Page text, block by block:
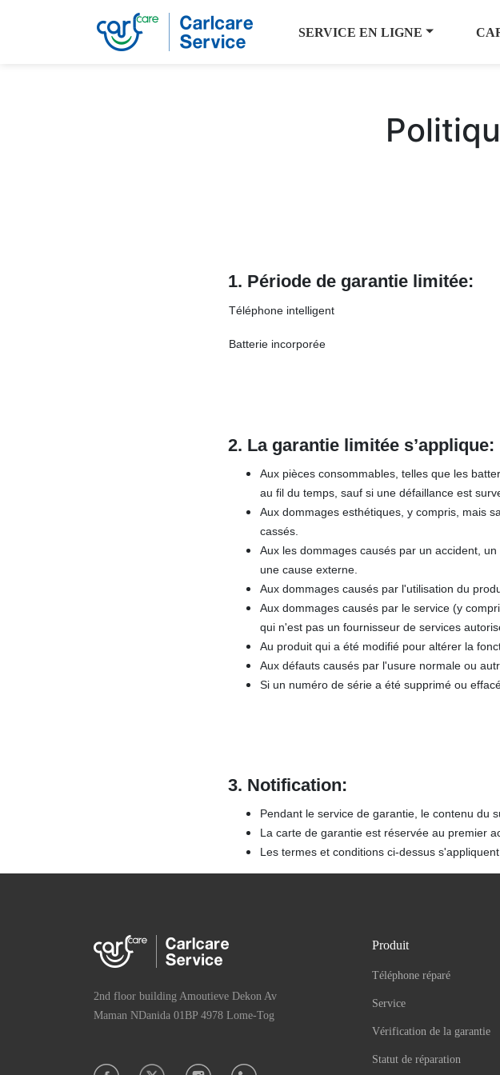
SERVICE EN LIGNE
1. Période de garantie limitée:
Téléphone intelligent
Batterie incorporée
2. La garantie limitée s’applique:
Aux pièces consommables, telles que les
au fil du temps, sauf si une défaillance est
Aux dommages esthétiques, y compris, mais
cassés.
Aux les dommages causés par un accident,
une cause externe.
Aux dommages causés par l'utilisation du
Aux dommages causés par le service (y
qui n'est pas un fournisseur de services
Au produit qui a été modifié pour altérer la
Aux défauts causés par l'usure normale ou
Si un numéro de série a été supprimé ou
3. Notification:
Pendant le service de garantie, le contenu du
La carte de garantie est réservée au premier
Les termes et conditions ci-dessus
2nd floor building Amoutieve Dekon Av
Maman NDanida 01BP 4978 Lome-Tog
Produit
Téléphone réparé
Service
Vérification de la garantie
Statut de réparation